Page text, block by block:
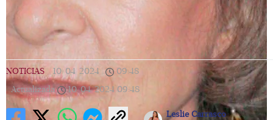
NOTICIAS 10/04/2024 09:48
Actualizada
10/04/2024 09:48
Leslie Carrasco